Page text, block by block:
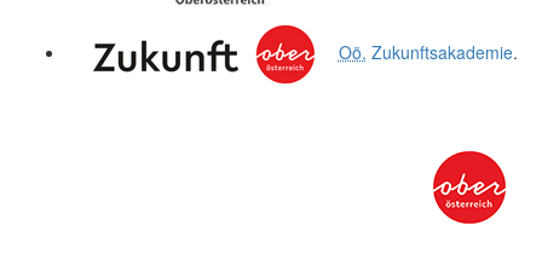
Oö. Zukunftsakademie.